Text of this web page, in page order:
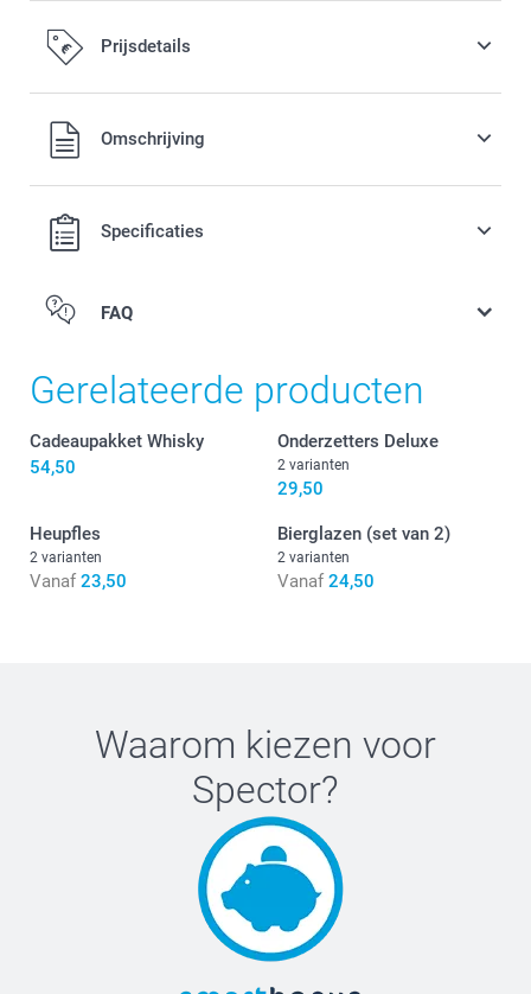
Prijsdetails
Alle prijzen zijn inclusief BTW
Omschrijving
Specificaties
FAQ
Gerelateerde producten
Cadeaupakket Whisky
54,50
Onderzetters Deluxe
2 varianten
29,50
Heupfles
2 varianten
Vanaf 23,50
Bierglazen (set van 2)
2 varianten
Vanaf 24,50
Waarom kiezen voor
Spector?